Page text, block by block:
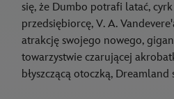
się, że Dumbo potrafi latać,
przedsiębiorcę, V. A.
atrakcję swojego nowego,
towarzystwie czarującej
błyszczącą otoczką,